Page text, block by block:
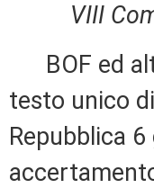
VIII
BOF ed
testo unico
Repubblica